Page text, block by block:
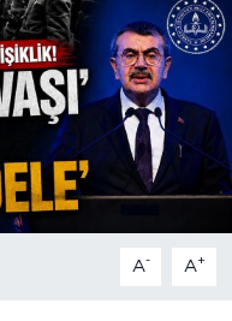
A- A+